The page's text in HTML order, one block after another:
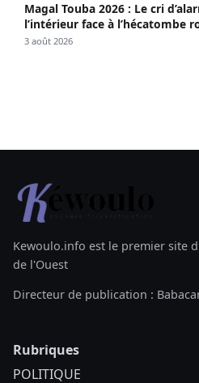
Magal Touba 2026 : Le cri
l’intérieur face à l’hécatombe
3 août 2026
Kewoulo.info est le premier site
de l'Ouest
Directeur de publication :
Rubriques
POLITIQUE